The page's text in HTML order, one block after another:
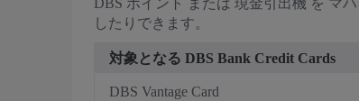
DBS ポイント または 現金引出機 を マ
したりできます。
対象となる DBS Bank Credit Cards
DBS Vantage Card